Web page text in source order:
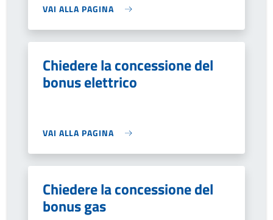
VAI ALLA PAGINA
Chiedere la concessione del
bonus elettrico
VAI ALLA PAGINA
Chiedere la concessione del
bonus gas